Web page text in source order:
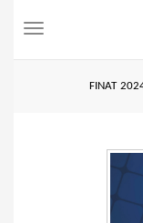
Toggle